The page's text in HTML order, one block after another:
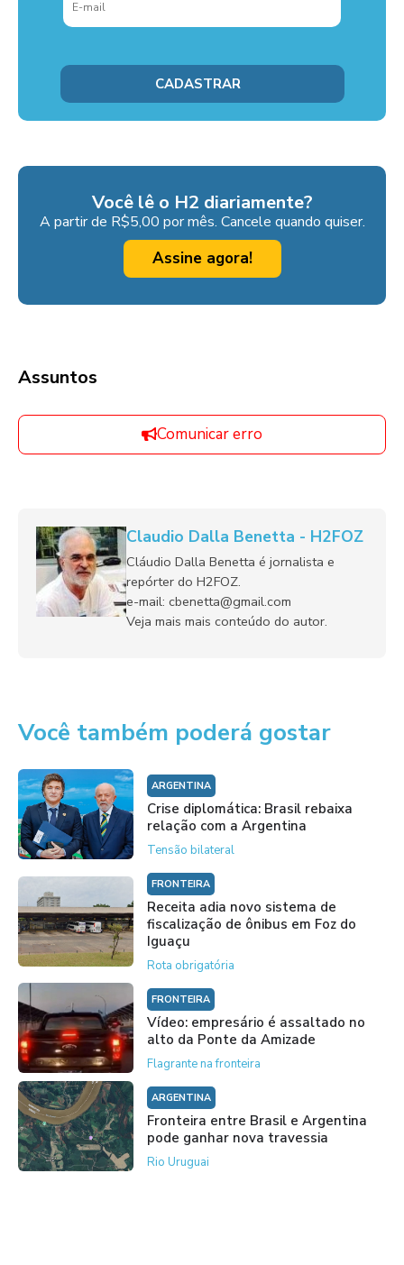
Você lê o H2 diariamente?
A partir de R$5,00 por mês. Cancele quando quiser.
Assine agora!
Assuntos
Comunicar erro
Claudio Dalla Benetta - H2FOZ
Cláudio Dalla Benetta é jornalista e
repórter do H2FOZ.
e-mail: cbenetta@gmail.com
Veja mais mais conteúdo do autor.
Você também poderá gostar
ARGENTINA
Crise diplomática: Brasil rebaixa
relação com a Argentina
Tensão bilateral
FRONTEIRA
Receita adia novo sistema de
fiscalização de ônibus em Foz do
Iguaçu
Rota obrigatória
FRONTEIRA
Vídeo: empresário é assaltado no
alto da Ponte da Amizade
Flagrante na fronteira
ARGENTINA
Fronteira entre Brasil e Argentina
pode ganhar nova travessia
Rio Uruguai